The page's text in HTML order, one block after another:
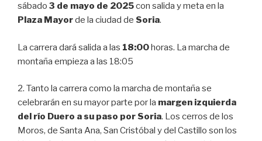
sábado 3 de mayo de 2025con salida y meta en la
Plaza Mayorde la ciudad de Soria.
La carrera dará salida a las 18:00horas. La marcha de
montaña empieza a las 18:05
2. Tanto la carrera como la marcha de montaña se
celebrarán en su mayor parte por la margen izquierda
del río Duero a su paso por Soria. Los cerros de los
Moros, de Santa Ana, San Cristóbal y del Castillo son los